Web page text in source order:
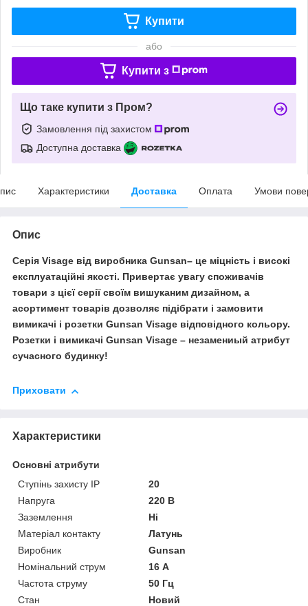
Купити
або
Купити з
Що таке купити з Пром?
Замовлення під захистом
Доступна доставка
Характеристики Доставка Оплата Умови
Опис
Серія Visage від виробника Gunsan– це міцність і високі
експлуатаційні якості. Привертає увагу споживачів
товари з цієї серії своїм вишуканим дизайном, а
асортимент товарів дозволяє підібрати і замовити
вимикачі і розетки Gunsan Visage відповідного кольору.
Розетки і вимикачі Gunsan Visage – незамениый атрибут
сучасного будинку!
Приховати
Характеристики
Основні атрибути
Ступінь захисту IP
20
Напруга
220 В
Заземлення
Ні
Матеріал контакту
Латунь
Виробник
Gunsan
Номінальний струм
16 А
Частота струму
50 Гц
Стан
Новий